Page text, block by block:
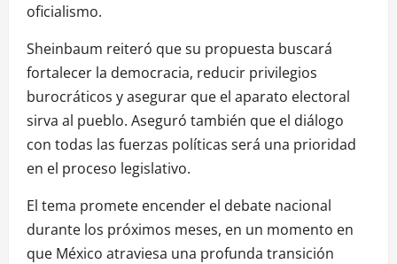
oficialismo.
Sheinbaum reiteró que su propuesta buscará
fortalecer la democracia, reducir privilegios
burocráticos y asegurar que el aparato electoral
sirva al pueblo. Aseguró también que el diálogo
con todas las fuerzas políticas será una prioridad
en el proceso legislativo.
El tema promete encender el debate nacional
durante los próximos meses, en un momento en
que México atraviesa una profunda transición